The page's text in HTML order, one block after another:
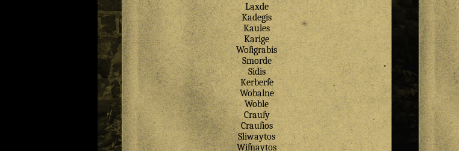
Laxde
Kadegis
Kaules
Karige
Woſigrabis
Smorde
Sidis
Kerberſe
Wobalne
Woble
Crauſy
Crauſios
Sliwaytos
Wiſnaytos